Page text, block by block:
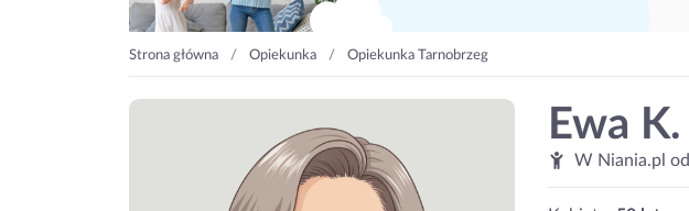
Strona główna Opiekunka Opiekunka Tarnobrzeg
Ewa K.
W Niania.pl od